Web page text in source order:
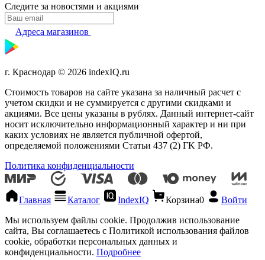
Следите за новостями и акциями
Адреса магазинов
г. Краснодар © 2026 indexIQ.ru
Стоимость товаров на сайте указана за наличный расчет с
учетом скидки и не суммируется с другими скидками и
акциями. Все цены указаны в рублях. Данный интернет-сайт
носит исключительно информационный характер и ни при
каких условиях не является публичной офертой,
определяемой положениями Статьи 437 (2) ГK РФ.
Политика конфиденциальности
Главная Каталог IndexIQ Корзина0
Войти
Мы используем файлы cookie. Продолжив использование
сайта, Вы соглашаетесь с Политикой использования файлов
cookie, обработки персональных данных и
конфиденциальности. Подробнее